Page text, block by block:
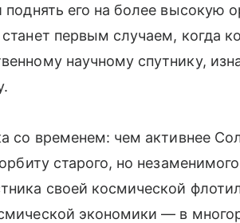
его на более высокую
первым случаем, когда
научному спутнику,
со временем: чем активнее
старого, но
своей космической
экономики — в